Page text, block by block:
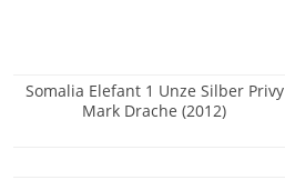
Somalia Elefant 1 Unze Silber Privy
Mark Drache (2012)